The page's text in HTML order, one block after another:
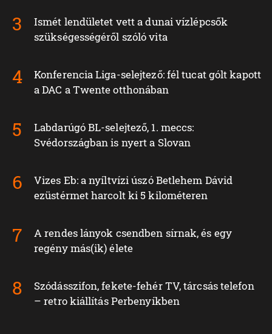
Ismét lendületet vett a dunai vízlépcsők
szükségességéről szóló vita
Konferencia Liga-selejtező: fél tucat gólt kapott
a DAC a Twente otthonában
Labdarúgó BL-selejtező, 1. meccs:
Svédországban is nyert a Slovan
Vizes Eb: a nyíltvízi úszó Betlehem Dávid
ezüstérmet harcolt ki 5 kilométeren
A rendes lányok csendben sírnak, és egy
regény más(ik) élete
Szódásszifon, fekete-fehér TV, tárcsás telefon
– retro kiállítás Perbenyíkben